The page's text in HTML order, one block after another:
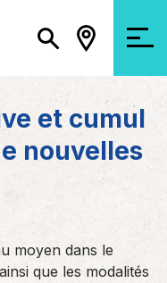
et cumul
nouvelles
moyen dans le
que les modalités